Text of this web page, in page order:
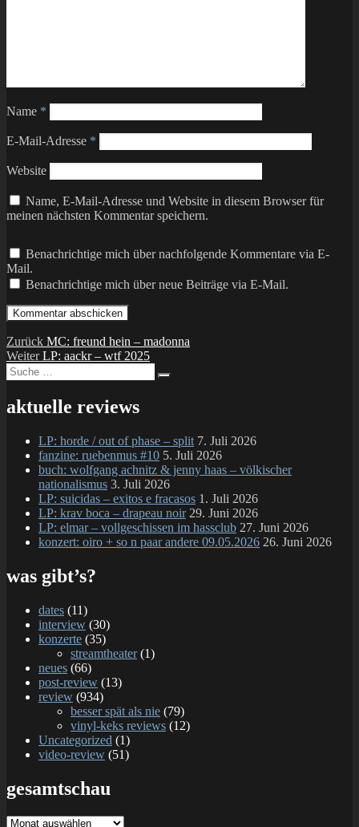
Name *
E-Mail-Adresse *
Website
Name, E-Mail-Adresse und Website in diesem Browser für
meinen nächsten Kommentar speichern.
Benachrichtige mich über nachfolgende Kommentare via E-
Mail.
Benachrichtige mich über neue Beiträge via E-Mail.
Beitragsnavigation
Zurück Vorheriger
Beitrag:
MC: freund hein – madonna
Weiter Nächster
LP: aackr – wtf 2025
Suche
nach:
aktuelle reviews
LP: horde / out of phase – split 7. Juli 2026
fanzine: ruebenmus #10 5. Juli 2026
buch: wolfgang achnitz & jenny haas – völkischer
nationalismus 3. Juli 2026
LP: suicidas – exitos e fracasos 1. Juli 2026
LP: krav boca – drapeau noir 29. Juni 2026
LP: elmar – vollgeschissen im hassclub 27. Juni 2026
konzert: oiro + so n paar andere 09.05.2026 26. Juni 2026
was gibt’s?
dates (11)
interview (30)
konzerte (35)
streamtheater(1)
neues (66)
post-review (13)
review (934)
besser spät als nie (79)
vinyl-keks reviews (12)
Uncategorized (1)
video-review (51)
gesamtschau
gesamtschau